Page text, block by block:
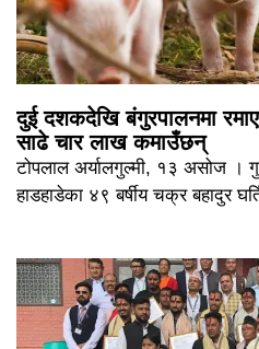
दुई दशकदेखि बंगुरपालनमा
साढे चार लाख कमाउँछन्
टोपलाल अर्यालगुल्मी, १३ असोज ।
हाडहाडेका ४९ बर्षीय चक्र बहादुर